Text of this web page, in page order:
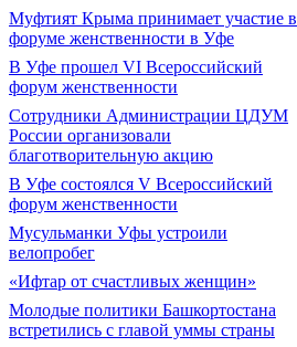
Муфтият Крыма принимает участие в
форуме женственности в Уфе
В Уфе прошел VI Всероссийский
форум женственности
Сотрудники Администрации ЦДУМ
России организовали
благотворительную акцию
В Уфе состоялся V Всероссийский
форум женственности
Мусульманки Уфы устроили
велопробег
«Ифтар от счастливых женщин»
Молодые политики Башкортостана
встретились с главой уммы страны